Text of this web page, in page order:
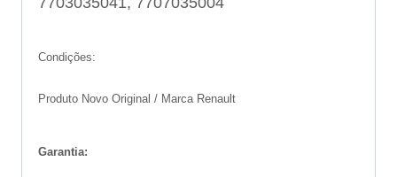
Condições:
Produto Novo Original / Marca Renault
Garantia: